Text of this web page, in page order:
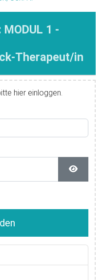
1 -
Therapeut/in
hier einloggen.